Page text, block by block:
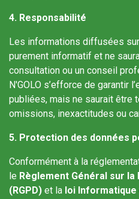
4. Responsabilité
Les informations diffusées
purement informatif et ne
consultation ou un conseil
N'GOLO s’efforce de garantir
publiées, mais ne saurait être
omissions, inexactitudes ou
5. Protection des données
Conformément à la
le Règlement Général sur
(RGPD) et la loi